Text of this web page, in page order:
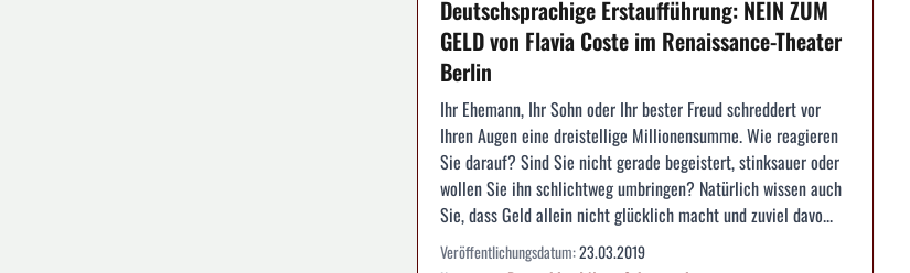
Deutschsprachige Erstaufführung: NEIN ZUM
GELD von Flavia Coste im Renaissance-Theater
Berlin
Ihr Ehemann, Ihr Sohn oder Ihr bester Freud schreddert vor
Ihren Augen eine dreistellige Millionensumme. Wie reagieren
Sie darauf? Sind Sie nicht gerade begeistert, stinksauer oder
wollen Sie ihn schlichtweg umbringen? Natürlich wissen auch
Sie, dass Geld allein nicht glücklich macht und zuviel davo...
Veröffentlichungsdatum:23.03.2019